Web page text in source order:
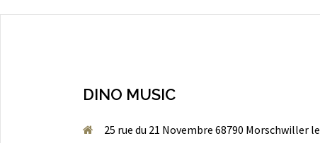
DINO MUSIC
25 rue du 21 Novembre 68790 Morschwiller le